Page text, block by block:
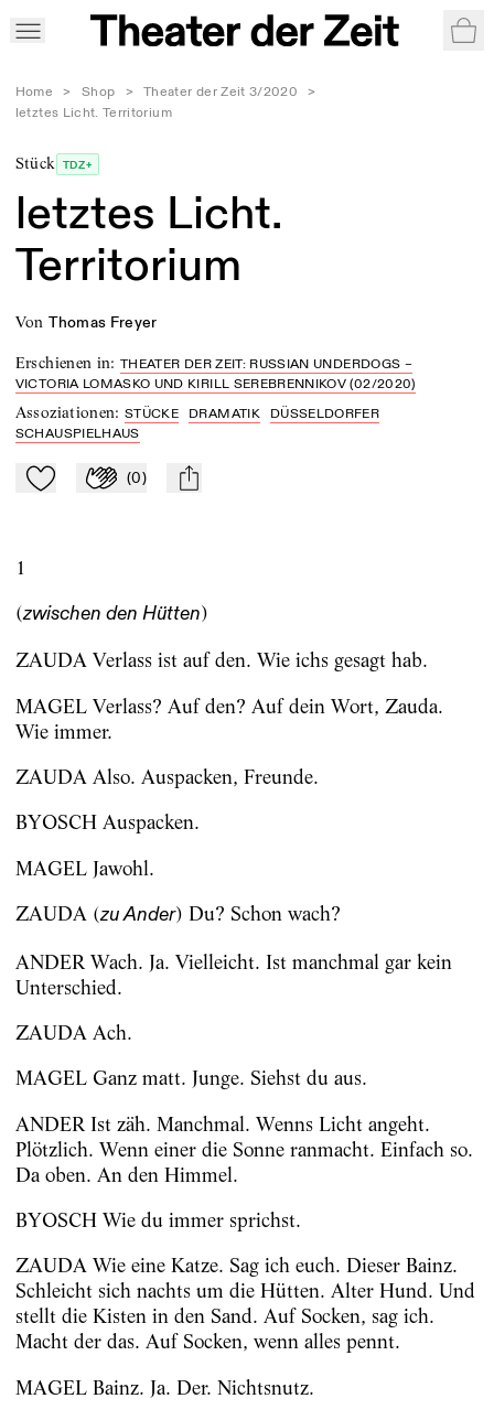
Home > Shop > Theater der Zeit 3/2020
>
letztes Licht. Territorium
Stück TDZ+
letztes Licht.
Territorium
von Thomas Freyer
Erschienen in:THEATER DER ZEIT: RUSSIAN UNDERDOGS –
VICTORIA LOMASKO UND KIRILL SEREBRENNIKOV (02/2020)
Assoziationen:STÜCKE DRAMATIK
DÜSSELDORFER
SCHAUSPIELHAUS
Zu Mein-TdZ hinzufügen
Applaudieren
(0) mail
1
(zwischen den Hütten)
ZAUDA Verlass ist auf den. Wie ichs gesagt hab.
MAGEL Verlass? Auf den? Auf dein Wort, Zauda.
Wie immer.
ZAUDA Also. Auspacken, Freunde.
BYOSCH Auspacken.
MAGEL Jawohl.
ZAUDA (zu Ander) Du? Schon wach?
ANDER Wach. Ja. Vielleicht. Ist manchmal gar kein
Unterschied.
ZAUDA Ach.
MAGEL Ganz matt. Junge. Siehst du aus.
ANDER Ist zäh. Manchmal. Wenns Licht angeht.
Plötzlich. Wenn einer die Sonne ranmacht. Einfach so.
Da oben. An den Himmel.
BYOSCH Wie du immer sprichst.
ZAUDA Wie eine Katze. Sag ich euch. Dieser Bainz.
Schleicht sich nachts um die Hütten. Alter Hund. Und
stellt die Kisten in den Sand. Auf ­Socken, sag ich.
Macht der das. Auf Socken, wenn alles pennt.
MAGEL Bainz. Ja. Der. Nichtsnutz.